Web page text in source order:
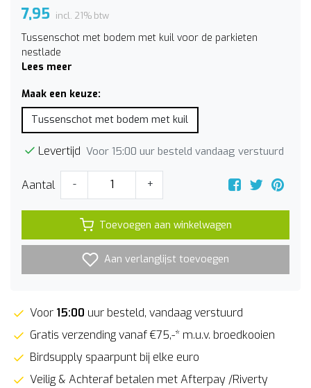
7,95 incl. 21% btw
Tussenschot met bodem met kuil voor de parkieten
nestlade
Lees meer
Maak een keuze:
Tussenschot met bodem met kuil
Levertijd Voor 15:00 uur besteld vandaag verstuurd
Aantal - +
Toevoegen aan winkelwagen
Aan verlanglijst toevoegen
Voor 15:00 uur besteld, vandaag verstuurd
Gratis verzending vanaf €75,-* m.u.v. broedkooien
Birdsupply spaarpunt bij elke euro
Veilig & Achteraf betalen met Afterpay /Riverty